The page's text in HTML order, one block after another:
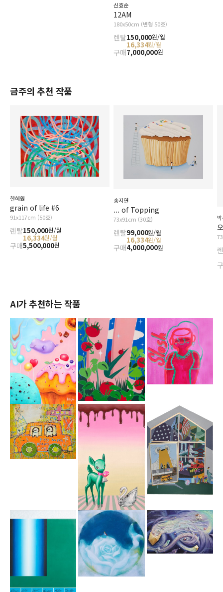
신효순
12AM
180x50cm (변형 50호)
렌탈150,000원/월
16,334원/월
구매7,000,000원
금주의 추천 작품
한혜원
grain of life #6
91x117cm (50호)
렌탈150,000원/월
16,334원/월
구매5,500,000원
송지연
... of Topping
73x91cm (30호)
렌탈99,000원/월
16,334원/월
구매4,000,000원
AI가 추천하는 작품